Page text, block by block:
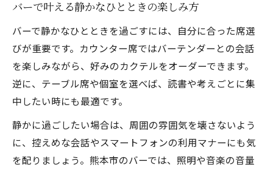
バーで叶える静かなひとときの楽しみ方
バーで静かなひとときを過ごすには、自分に合った席選
びが重要です。カウンター席ではバーテンダーとの会話
を楽しみながら、好みのカクテルをオーダーできます。
逆に、テーブル席や個室を選べば、読書や考えごとに集
中したい時にも最適です。
静かに過ごしたい場合は、周囲の雰囲気を壊さないよう
に、控えめな会話やスマートフォンの利用マナーにも気
を配りましょう。熊本市のバーでは、照明や音楽の音量